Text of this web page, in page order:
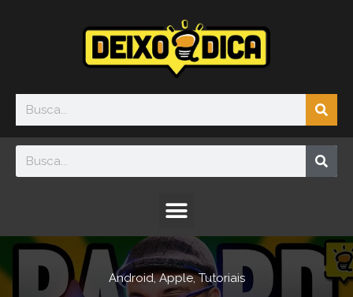
Search
Search
Menu
Android,Apple,Tutoriais